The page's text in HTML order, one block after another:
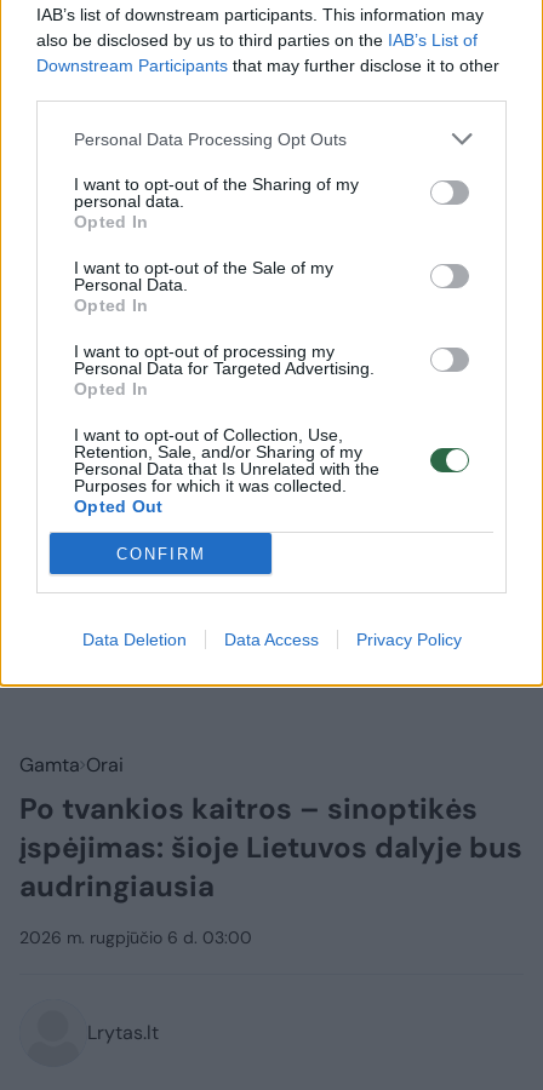
IAB’s list of downstream participants. This information may
also be disclosed by us to third parties on the IAB’s List of
Downstream Participants that may further disclose it to other
Personal Data Processing Opt Outs
I want to opt-out of the Sharing of my
personal data.
Opted In
I want to opt-out of the Sale of my
Personal Data.
Opted In
I want to opt-out of processing my
Personal Data for Targeted Advertising.
Opted In
I want to opt-out of Collection, Use,
Retention, Sale, and/or Sharing of my
Personal Data that Is Unrelated with the
Purposes for which it was collected.
Opted Out
CONFIRM
Data Deletion Data Access Privacy Policy
Komentuoti po šiuo straipsniu
Prisijunkite prie registruotų vartotojų
bendruomenės ir bendraukite komentaruose!
Rodyti komentarus
Gamta Orai
Po tvankios kaitros – sinoptikės
įspėjimas: šioje Lietuvos dalyje bus
audringiausia
2026 m. rugpjūčio 6 d. 03:00
Lrytas.lt